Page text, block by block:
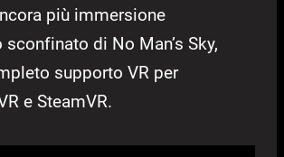
più immersione
sconfinato di No Man’s Sky,
supporto VR per
e SteamVR.